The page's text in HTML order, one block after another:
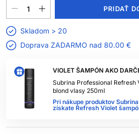
VIOLET ŠAMPÓN AKO
Subrina Professional Refresh
blond vlasy 250ml
Pri nákupe produktov
získate Refresh Violet
PRIDAŤ
Skladom > 20
Doprava ZADARMO nad 80.00 €